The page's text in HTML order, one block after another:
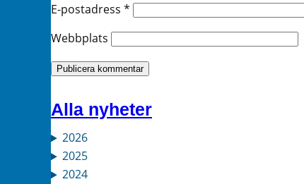
E-postadress *
Webbplats
Alla nyheter
2026
2025
2024